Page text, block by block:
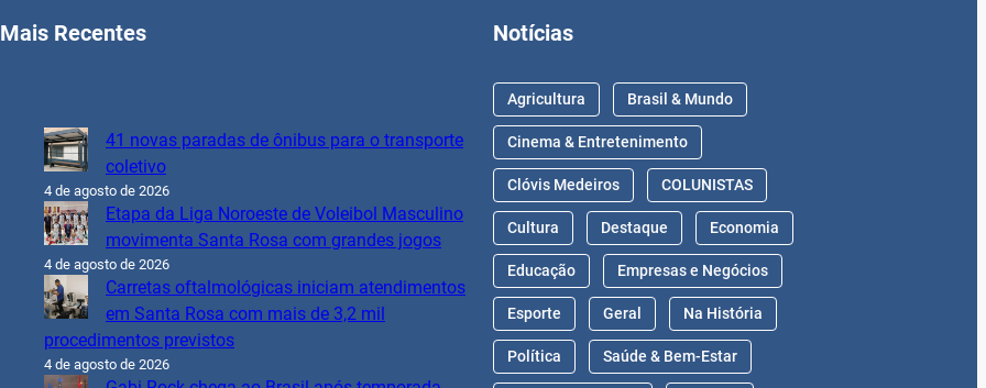
Mais Recentes
41 novas paradas de ônibus para o transporte
coletivo
4 de agosto de 2026
Etapa da Liga Noroeste de Voleibol Masculino
movimenta Santa Rosa com grandes jogos
4 de agosto de 2026
Carretas oftalmológicas iniciam atendimentos
em Santa Rosa com mais de 3,2 mil
procedimentos previstos
4 de agosto de 2026
Notícias
Agricultura Brasil & Mundo
Cinema & Entretenimento
Clóvis Medeiros COLUNISTAS
Cultura Destaque Economia
Educação Empresas e Negócios
Esporte Geral Na História
Política Saúde & Bem-Estar